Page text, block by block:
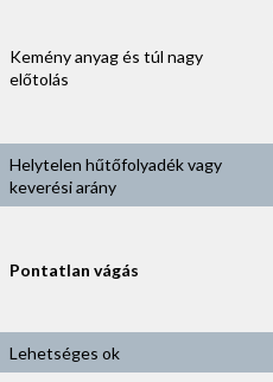
Kemény anyag és túl nagy
előtolás
Helytelen hűtőfolyadék vagy
keverési arány
Pontatlan vágás
Lehetséges ok